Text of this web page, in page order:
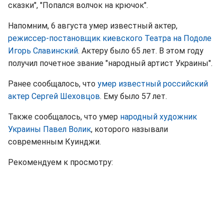
сказки", "Попался волчок на крючок".
Напомним, 6 августа умер известный актер,
режиссер-постановщик киевского Театра на Подоле
Игорь Славинский. Актеру было 65 лет. В этом году
получил почетное звание "народный артист Украины".
Ранее сообщалось, что умер известный российский
актер Сергей Шеховцов. Ему было 57 лет.
Также сообщалось, что умер народный художник
Украины Павел Волик, которого называли
современным Куинджи.
Рекомендуем к просмотру: